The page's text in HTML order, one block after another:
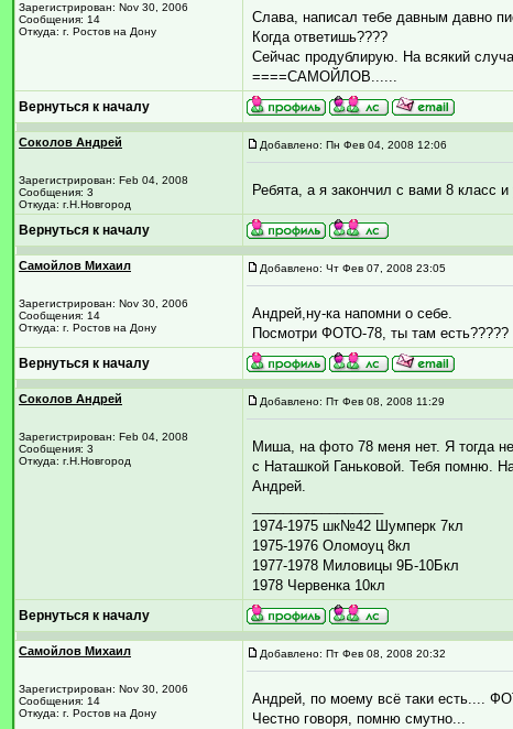
Зарегистрирован: Nov 30, 2006
Сообщения: 14
Откуда: г. Ростов на Дону
Слава, написал тебе давным давно
Когда ответишь????
Сейчас продублирую. На всякий
====САМОЙЛОВ......
Вернуться к началу
Соколов Андрей
Зарегистрирован: Feb 04, 2008
Сообщения: 3
Откуда: г.Н.Новгород
Добавлено: Пн Фев 04, 2008 12:06
Ребята, а я закончил с вами 8 класс
Вернуться к началу
Самойлов Михаил
Зарегистрирован: Nov 30, 2006
Сообщения: 14
Откуда: г. Ростов на Дону
Добавлено: Чт Фев 07, 2008 23:05
Андрей,ну-ка напомни о себе.
Посмотри ФОТО-78, ты там есть?????
Вернуться к началу
Соколов Андрей
Зарегистрирован: Feb 04, 2008
Сообщения: 3
Откуда: г.Н.Новгород
Добавлено: Пт Фев 08, 2008 11:29
Миша, на фото 78 меня нет. Я тогда
с Наташкой Ганьковой. Тебя помню.
Андрей.
1974-1975 шк№42 Шумперк 7кл
1975-1976 Оломоуц 8кл
1977-1978 Миловицы 9Б-10Бкл
1978 Червенка 10кл
Вернуться к началу
Самойлов Михаил
Зарегистрирован: Nov 30, 2006
Сообщения: 14
Откуда: г. Ростов на Дону
Добавлено: Пт Фев 08, 2008 20:32
Андрей, по моему всё таки есть....
Честно говоря, помню смутно...